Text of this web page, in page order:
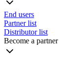
End users
Partner list
Distributor list
Become a partner